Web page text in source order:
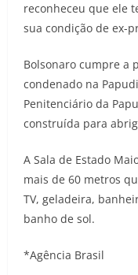
reconheceu que ele
sua condição de ex-
Bolsonaro cumpre a
condenado na
Penitenciário da
construída para
A Sala de Estado
mais de 60 metros
TV, geladeira,
banho de sol.
*Agência Brasil